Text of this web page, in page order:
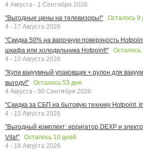
4 Августа - 1 Сентября 2026
"Выгодные цены на телевизоры!"
Осталось 9
4 - 17 Августа 2026
"Скидка 50% на варочную поверхность
шкафа или холодильника Hotpoint!"
Осталось
4 - 10 Августа 2026
"Купи вакуумный упаковщик + рулон для
выгоду!"
Осталось 53 дня
4 Августа - 30 Сентября 2026
"Скидка за СБП на бытовую технику Hotpoint,
4 - 10 Августа 2026
"Выгодный комплект: ирригатор DEXP и
Vita!"
Осталось 10 дней
4 - 18 Августа 2026